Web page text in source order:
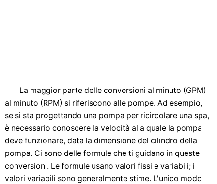
La maggior parte delle conversioni al minuto (GPM)
al minuto (RPM) si riferiscono alle pompe. Ad esempio,
se si sta progettando una pompa per ricircolare una spa,
è necessario conoscere la velocità alla quale la pompa
deve funzionare, data la dimensione del cilindro della
pompa. Ci sono delle formule che ti guidano in queste
conversioni. Le formule usano valori fissi e variabili; i
valori variabili sono generalmente stime. L'unico modo